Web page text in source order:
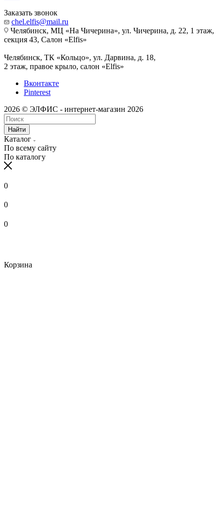
Заказать звонок
chel.elfis@mail.ru
Челябинск, МЦ «На Чичерина», ул. Чичерина, д. 22, 1 этаж,
секция 43, Салон «Elfis»
Челябинск, ТК «Кольцо», ул. Дарвина, д. 18,
2 этаж, правое крыло, салон «Elfis»
Вконтакте
Pinterest
2026 © ЭЛФИС - интернет-магазин 2026
Найти
Каталог
По всему сайту
По каталогу
0
0
0
Корзина